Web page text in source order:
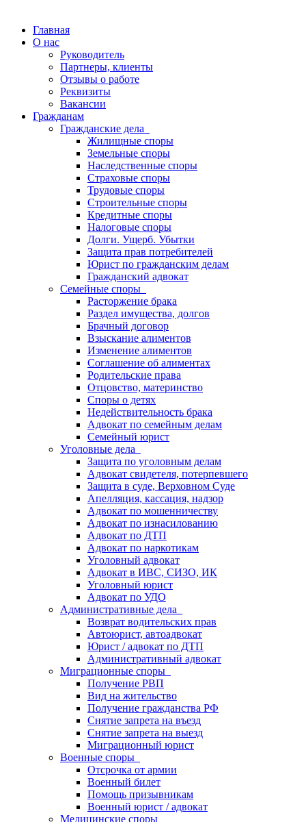
Главная
О нас
Руководитель
Партнеры, клиенты
Отзывы о работе
Реквизиты
Вакансии
Гражданам
Гражданские дела
Жилищные споры
Земельные споры
Наследственные споры
Страховые споры
Трудовые споры
Строительные споры
Кредитные споры
Налоговые споры
Долги. Ущерб. Убытки
Защита прав потребителей
Юрист по гражданским делам
Гражданский адвокат
Семейные споры
Расторжение брака
Раздел имущества, долгов
Брачный договор
Взыскание алиментов
Изменение алиментов
Соглашение об алиментах
Родительские права
Отцовство, материнство
Споры о детях
Недействительность брака
Адвокат по семейным делам
Семейный юрист
Уголовные дела
Защита по уголовным делам
Адвокат свидетеля, потерпевшего
Защита в суде, Верховном Суде
Апелляция, кассация, надзор
Адвокат по мошенничеству
Адвокат по изнасилованию
Адвокат по ДТП
Адвокат по наркотикам
Уголовный адвокат
Адвокат в ИВС, СИЗО, ИК
Уголовный юрист
Адвокат по УДО
Административные дела
Возврат водительских прав
Автоюрист, автоадвокат
Юрист / адвокат по ДТП
Административный адвокат
Миграционные споры
Получение РВП
Вид на жительство
Получение гражданства РФ
Снятие запрета на въезд
Снятие запрета на выезд
Миграционный юрист
Военные споры
Отсрочка от армии
Военный билет
Помощь призывникам
Военный юрист / адвокат
Медицинские споры